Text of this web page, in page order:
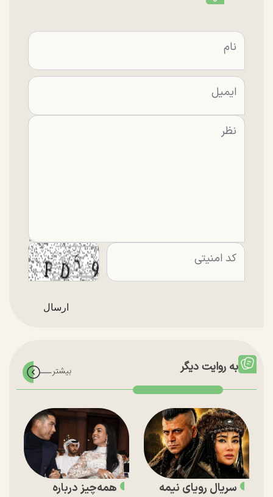
به روایت دیگر
سریال رویای نیمه
همه‌چیز درباره